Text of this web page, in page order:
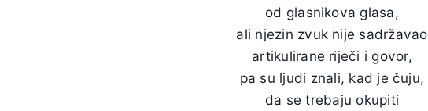
od glasnikova glasa,
ali njezin zvuk nije sadržavao
artikulirane riječi i govor,
pa su ljudi znali, kad je čuju,
da se trebaju okupiti